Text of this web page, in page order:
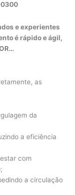
0300
e experientes
é rápido e ágil,
as
da
a eficiência
com
a circulação